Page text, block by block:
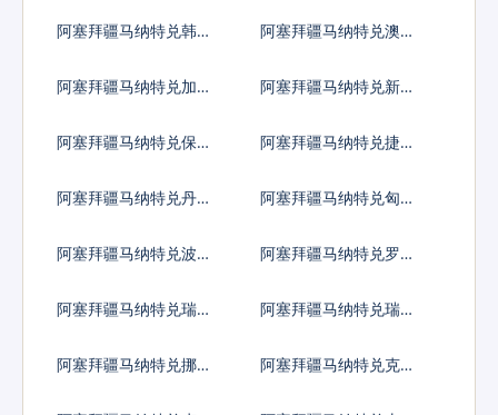
阿塞拜疆马纳特兑韩国
阿塞拜疆马纳特兑澳大
阿塞拜疆马纳特兑加拿
阿塞拜疆马纳特兑新加
阿塞拜疆马纳特兑保加
阿塞拜疆马纳特兑捷克
阿塞拜疆马纳特兑丹麦
阿塞拜疆马纳特兑匈牙
阿塞拜疆马纳特兑波兰
阿塞拜疆马纳特兑罗马
阿塞拜疆马纳特兑瑞典
阿塞拜疆马纳特兑瑞士
阿塞拜疆马纳特兑挪威
阿塞拜疆马纳特兑克罗